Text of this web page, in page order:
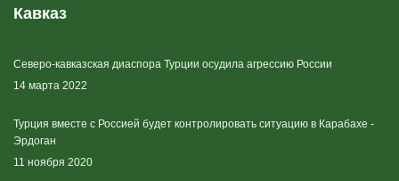
Кавказ
Северо-кавказская диаспора Турции осудила агрессию России
14 марта 2022
Турция вместе с Россией будет контролировать ситуацию в Карабахе -
Эрдоган
11 ноября 2020